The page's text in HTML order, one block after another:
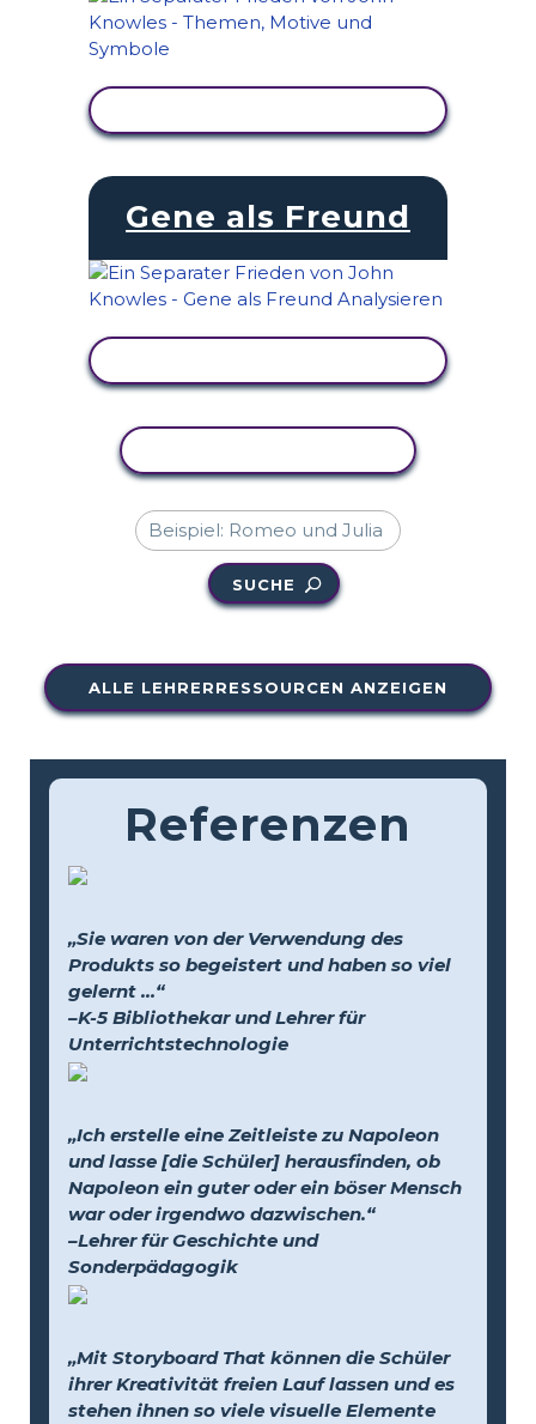
Gene als Freund
SUCHE
ALLE LEHRERRESSOURCEN ANZEIGEN
Referenzen
„Sie waren von der Verwendung des
Produkts so begeistert und haben so viel
gelernt …“
–K-5 Bibliothekar und Lehrer für
Unterrichtstechnologie
„Ich erstelle eine Zeitleiste zu Napoleon
und lasse [die Schüler] herausfinden, ob
Napoleon ein guter oder ein böser Mensch
war oder irgendwo dazwischen.“
–Lehrer für Geschichte und
Sonderpädagogik
„Mit Storyboard That können die Schüler
ihrer Kreativität freien Lauf lassen und es
stehen ihnen so viele visuelle Elemente